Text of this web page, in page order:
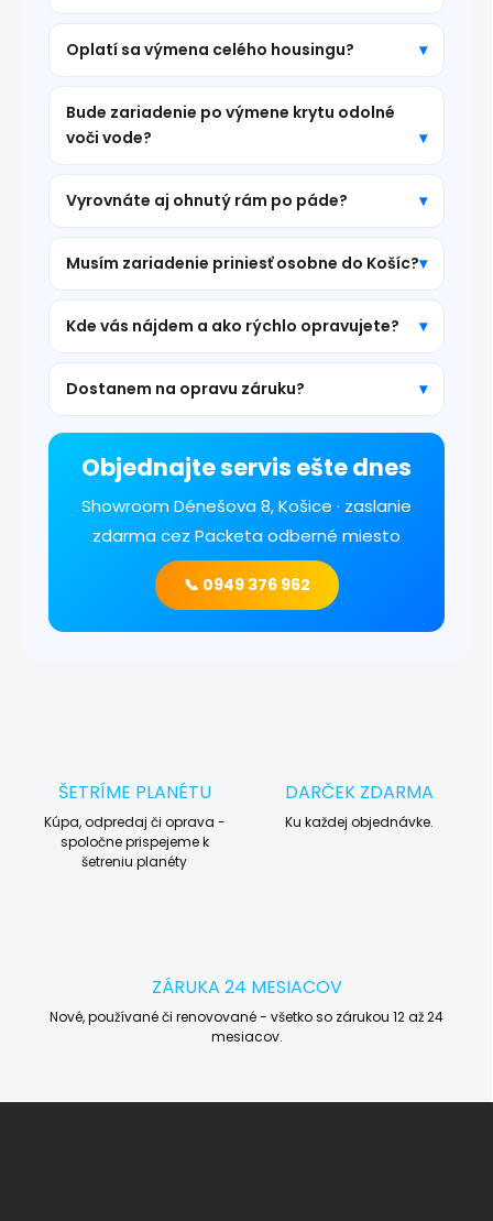
Oplatí sa výmena celého housingu?
Bude zariadenie po výmene krytu odolné
voči vode?
Vyrovnáte aj ohnutý rám po páde?
Musím zariadenie priniesť osobne do Košíc?
Kde vás nájdem a ako rýchlo opravujete?
Dostanem na opravu záruku?
Objednajte servis ešte dnes
Showroom Dénešova 8, Košice · zaslanie
zdarma cez Packeta odberné miesto
📞 0949 376 962
ŠETRÍME PLANÉTU
Kúpa, odpredaj či oprava -
spoločne prispejeme k
šetreniu planéty
DARČEK ZDARMA
Ku každej objednávke.
ZÁRUKA 24 MESIACOV
Nové, používané či renovované - všetko so zárukou 12 až 24
mesiacov.